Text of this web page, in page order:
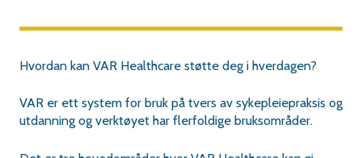
Hvordan kan VAR Healthcare støtte deg i hverdagen?
VAR er ett system for bruk på tvers av sykepleiepraksis og
utdanning og verktøyet har flerfoldige bruksområder.